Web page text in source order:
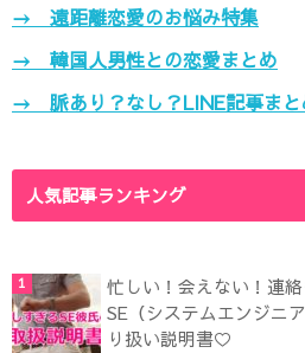
→ 遠距離恋愛のお悩み特集
→ 韓国人男性との恋愛まとめ
→ 脈あり？なし？LINE記事まと
人気記事ランキング
忙しい！会えない！連絡
SE（システムエンジニ
り扱い説明書♡